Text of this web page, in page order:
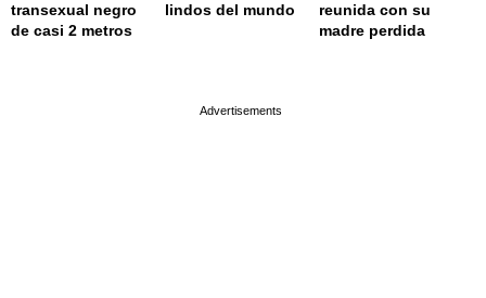
transexual negro
de casi 2 metros
lindos del mundo
reunida con su
madre perdida